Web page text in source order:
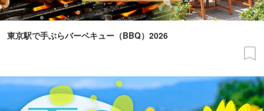
東京駅で手ぶらバーベキュー（BBQ）2026